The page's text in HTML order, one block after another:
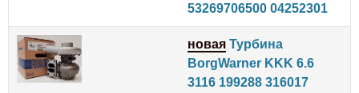
53269706500 04252301
новая Турбина
BorgWarner KKK 6.6
3116 199288 316017